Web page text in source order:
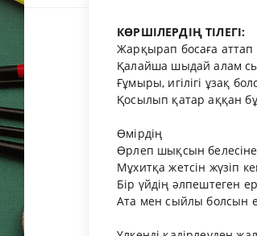
КӨРШІЛЕРДІҢ ТІЛЕГІ:
Жарқырап босаға
Қалайша шыдай алам
Ғұмыры, игілігі ұзақ
Қосылып қатар аққан
Өмірдің
Өрлеп шықсын
Мұхитқа жетсін жүзіп
Бір үйдің әлпештеген
Ата мен сыйлы болсын